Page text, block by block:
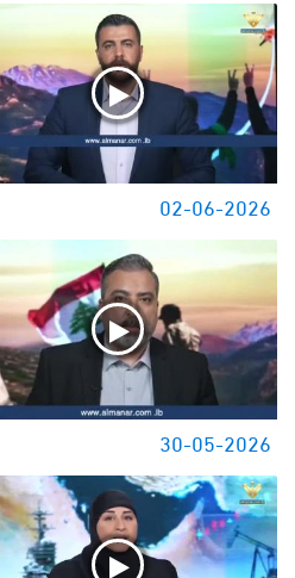
02-06-2026
30-05-2026